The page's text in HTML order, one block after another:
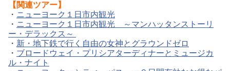
【 関連ツアー】
・ ニューヨーク１日市内観光
・ ニューヨーク１日市内観光 ～マンハッタンストーリ
ー・デラックス～
・ 新・地下鉄で行く自由の女神とグラウンドゼロ
・ ブロードウェイ・プリシアターディナーとミュージカ
ル・ナイト